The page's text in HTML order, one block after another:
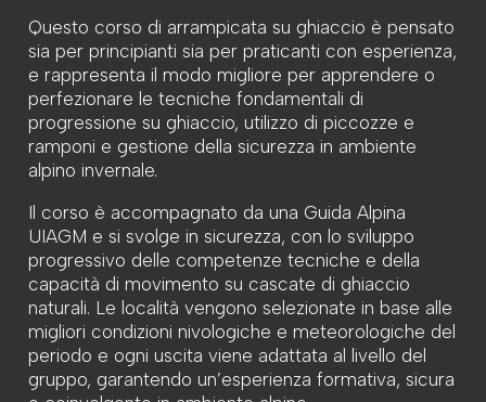
Questo corso di arrampicata su ghiaccio è pensato
sia per principianti sia per praticanti con esperienza,
e rappresenta il modo migliore per apprendere o
perfezionare le tecniche fondamentali di
progressione su ghiaccio, utilizzo di piccozze e
ramponi e gestione della sicurezza in ambiente
alpino invernale.
Il corso è accompagnato da una Guida Alpina
UIAGM e si svolge in sicurezza, con lo sviluppo
progressivo delle competenze tecniche e della
capacità di movimento su cascate di ghiaccio
naturali. Le località vengono selezionate in base alle
migliori condizioni nivologiche e meteorologiche del
periodo e ogni uscita viene adattata al livello del
gruppo, garantendo un’esperienza formativa, sicura